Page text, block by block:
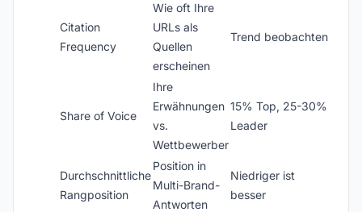
Citation
Frequency
Wie oft Ihre
URLs als
Quellen
erscheinen
Trend beobachten
Share of Voice
Ihre
Erwähnungen
vs.
Wettbewerber
15% Top, 25-30%
Leader
Durchschnittliche
Rangposition
Position in
Multi-Brand-
Antworten
Niedriger ist
besser